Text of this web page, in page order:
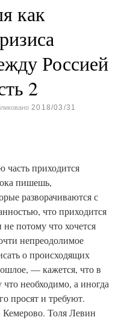
как
Россией
2
2018/03/31
приходится
пишешь,
разворачиваются с
что приходится
не потому что хочется
непреодолимое
о происходящих
— кажется, что в
что необходимо, а иногда
просят и требуют.
Кемерово. Толя Левин